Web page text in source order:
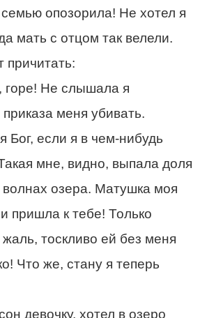
опозорила! Не хотел я
мать с отцом так велели.
причитать:
Не слышала я
приказа меня убивать.
Бог, если я в чем-нибудь
мне, видно, выпала доля
озера. Матушка моя
пришла к тебе! Только
тоскливо ей без меня
Что же, стану я теперь
девочку, хотел в озеро